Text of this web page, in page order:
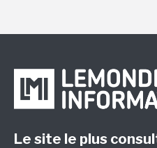
Le site le plus